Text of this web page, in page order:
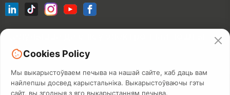
Cookies Policy
Мы выкарыстоўваем печыва на нашай сайте, каб даць вам
найлепшы досвед карыстальніка. Выкарыстоўваючы гэты
сайт, вы згодныя з яго выкарыстанням печыва.